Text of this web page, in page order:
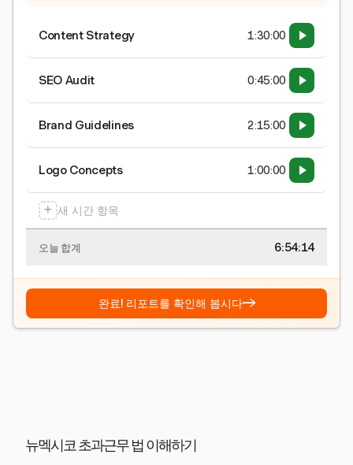
Content Strategy 1:30:00
SEO Audit 0:45:00
Brand Guidelines 2:15:00
Logo Concepts 1:00:00
+ 새 시간 항목
오늘 합계 6:54:15
완료! 리포트를 확인해 봅시다→
뉴멕시코 초과근무 법 이해하기